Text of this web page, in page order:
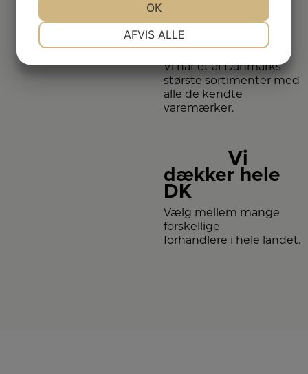
Stort
sortiment
Vi har et af Danmarks
største sortimenter med
alle de kendte
varemærker.
Vi
dækker hele
DK
Vælg mellem mange
forskellige
forhandlere i hele landet.
STATISTIK
AFVIS ALLE
OK